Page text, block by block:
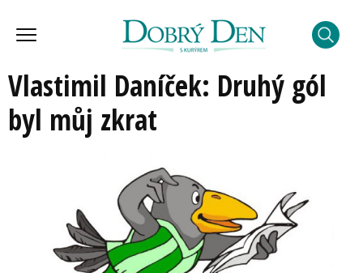
Vlastimil Daníček: Druhý gól
byl můj zkrat